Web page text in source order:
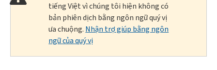
tiếng Việt vì chúng tôi hiện không có
bản phiên dịch bằng ngôn ngữ quý vị
ưa chuộng. Nhận trợ giúp bằng ngôn
ngữ của quý vị